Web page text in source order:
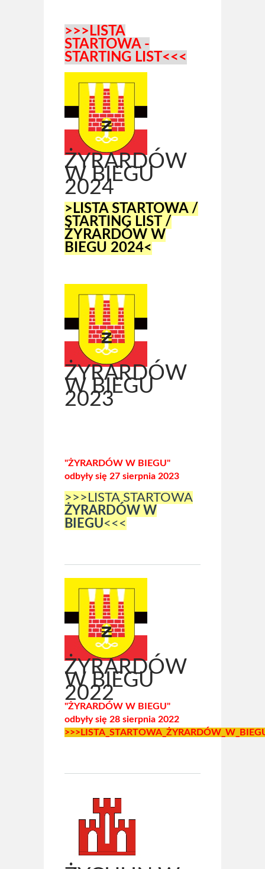
>>>LISTA
STARTOWA -
STARTING LIST<<<
ŻYRARDÓW
W BIEGU
2024
>LISTA STARTOWA /
STARTING LIST /
ŻYRARDÓW W
BIEGU 2024<
ŻYRARDÓW
W BIEGU
2023
"ŻYRARDÓW W BIEGU"
odbyły się 27 sierpnia 2023
>>>LISTA STARTOWA
ŻYRARDÓW W
BIEGU<<<
ŻYRARDÓW
W BIEGU
2022
"ŻYRARDÓW W BIEGU"
odbyły się 28 sierpnia 2022